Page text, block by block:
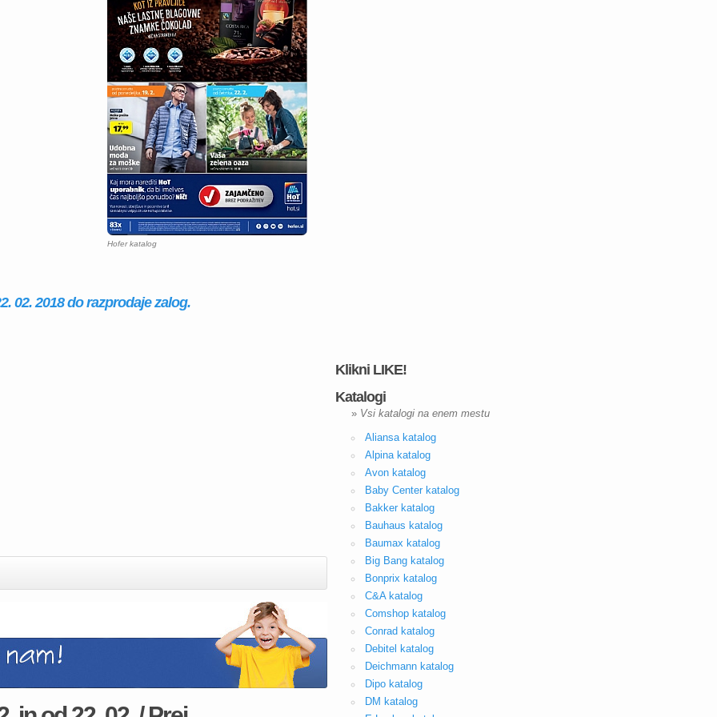
Hofer katalog
02. 2018 do razprodaje zalog.
Klikni LIKE!
Katalogi
» Vsi katalogi na enem mestu
Aliansa katalog
Alpina katalog
Avon katalog
Baby Center katalog
Bakker katalog
Bauhaus katalog
Baumax katalog
Big Bang katalog
Bonprix katalog
C&A katalog
Comshop katalog
Conrad katalog
Debitel katalog
Deichmann katalog
Dipo katalog
DM katalog